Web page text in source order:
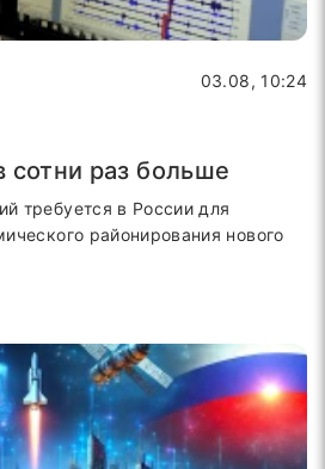
03.08, 10:24
сотни раз больше
требуется в России для
районирования нового